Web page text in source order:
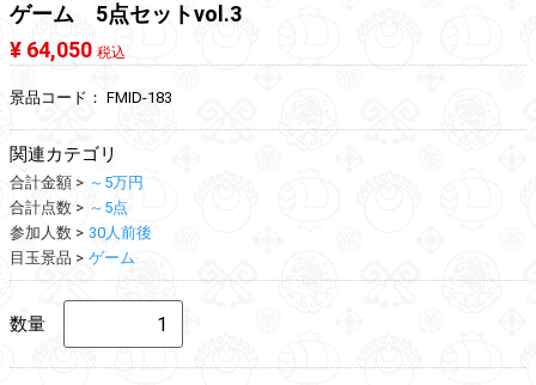
ゲーム 5点セットvol.3
¥ 64,050 税込
景品コード： FMID-183
関連カテゴリ
合計金額
～5万円
合計点数
～5点
参加人数
30人前後
目玉景品
ゲーム
数量